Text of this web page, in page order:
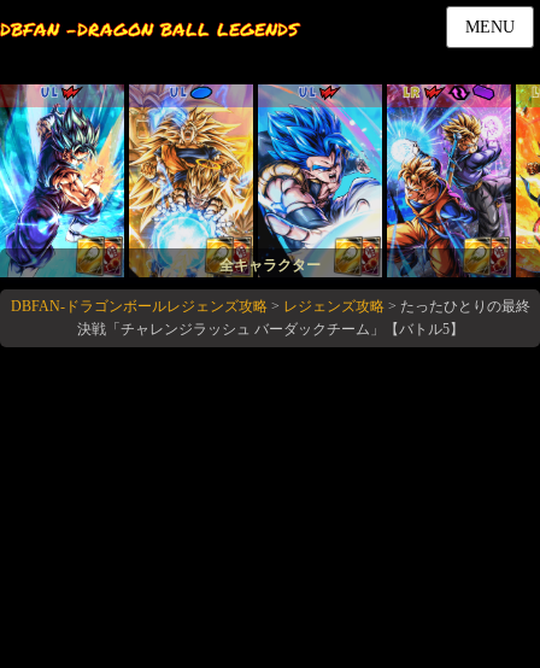
DBFAN -DRAGON BALL LEGENDS MENU
UL UL UL LR
全キャラクター
DBFAN-ドラゴンボールレジェンズ攻略> レジェンズ攻略> たったひとりの最終
決戦「チャレンジラッシュ バーダックチーム」【バトル5】